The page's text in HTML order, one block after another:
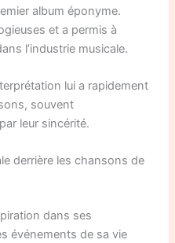
album éponyme.
et a permis à
l’industrie musicale.
lui a rapidement
souvent
leur sincérité.
derrière les chansons de
dans ses
événements de sa vie